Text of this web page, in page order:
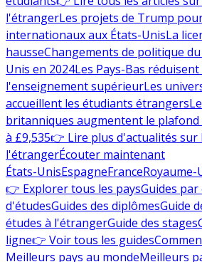
l'étrangerLes projets de Trump
internationaux aux États-UnisLa
hausseChangements de politique
Unis en 2024Les Pays-Bas
l'enseignement supérieurLes
accueillent les étudiants étrangers
britanniques augmentent le plafond
à £9,535👉 Lire plus d'actualités sur
l'étrangerÉcouter maintenant
États-UnisEspagneFranceRoyaume-
👉 Explorer tous les paysGuides
d'étudesGuides des diplômesGuide
études à l'étrangerGuide des stages
ligne👉 Voir tous les guides
Meilleurs pays au mondeMeilleurs